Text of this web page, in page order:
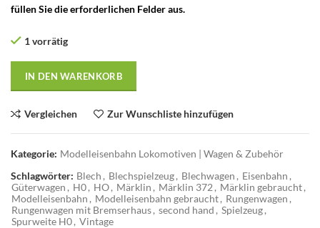
füllen Sie die erforderlichen Felder aus.
1 vorrätig
IN DEN WARENKORB
Vergleichen Zur Wunschliste hinzufügen
Kategorie: Modelleisenbahn Lokomotiven | Wagen & Zubehör
Schlagwörter: Blech , Blechspielzeug, Blechwagen , Eisenbahn ,
Güterwagen , H0, HO, Märklin , Märklin 372 , Märklin gebraucht,
Modelleisenbahn , Modelleisenbahn gebraucht, Rungenwagen ,
Rungenwagen mit Bremserhaus, second hand , Spielzeug,
Spurweite H0, Vintage